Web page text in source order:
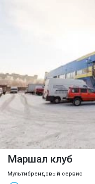
Маршал клуб
Мультибрендовый сервис